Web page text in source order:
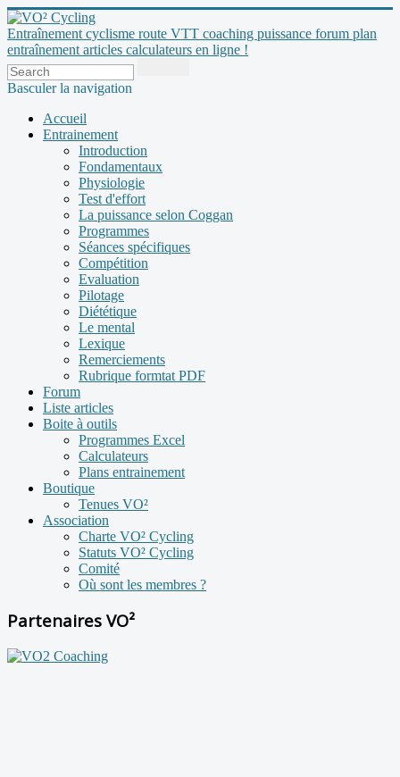
Entraînement cyclisme route VTT coaching puissance forum plan
entraînement articles calculateurs en ligne !
Basculer la navigation
Accueil
Entrainement
Introduction
Fondamentaux
Physiologie
Test d'effort
La puissance selon Coggan
Programmes
Séances spécifiques
Compétition
Evaluation
Pilotage
Diététique
Le mental
Lexique
Remerciements
Rubrique formtat PDF
Forum
Liste articles
Boite à outils
Programmes Excel
Calculateurs
Plans entrainement
Boutique
Tenues VO²
Association
Charte VO² Cycling
Statuts VO² Cycling
Comité
Où sont les membres ?
Partenaires VO²